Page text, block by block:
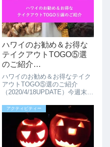
ハワイのお勧め＆お得な
テイクアウトTOGO⑤選
のご紹介
（2020/04/18UPDATE）
ハワイのお勧め＆お得なテイク
アウトTOGO⑤選のご紹介
（2020/4/18UPDATE）今週末は
TOGO５選を独自の調査でご紹
介。（詳細はお店のインスタを
チェックしてください。期限な
どに注意）ハワイのローカルレ
スト...
アクティビティー